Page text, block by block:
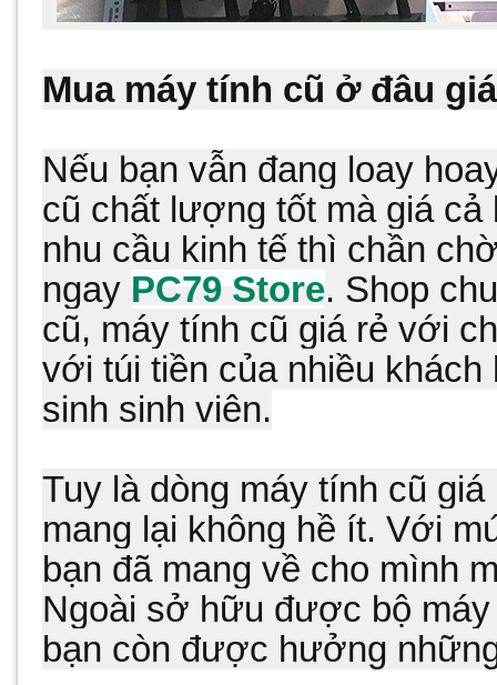
Mua máy tính cũ ở đâu
Nếu bạn vẫn đang loay
cũ chất lượng tốt mà giá
nhu cầu kinh tế thì chần
ngay PC79 Store. Shop
cũ, máy tính cũ giá rẻ với
với túi tiền của nhiều
sinh sinh viên.
Tuy là dòng máy tính cũ
mang lại không hề ít. Với
bạn đã mang về cho mình
Ngoài sở hữu được bộ
bạn còn được hưởng